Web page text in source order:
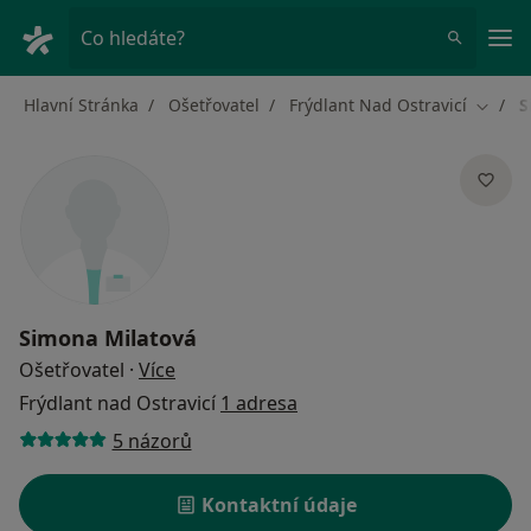
Co hledáte?
Hlavní Stránka Ošetřovatel Frýdlant Nad Ostravicí
Simona Milatová
Ošetřovatel · Více
Frýdlant nad Ostravicí 1 adresa
5 názorů
Kontaktní údaje